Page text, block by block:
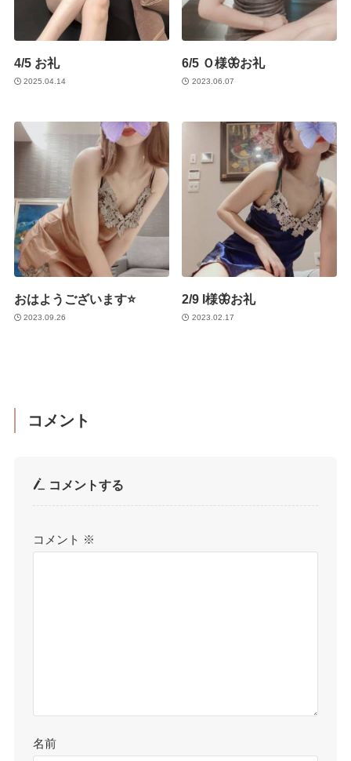
4/5 お礼
2025.04.14
6/5 Ｏ様🦋お礼
2023.06.07
おはようございます⭐️
2023.09.26
2/9 I様🦋お礼
2023.02.17
コメント
コメントする
コメント ※
名前